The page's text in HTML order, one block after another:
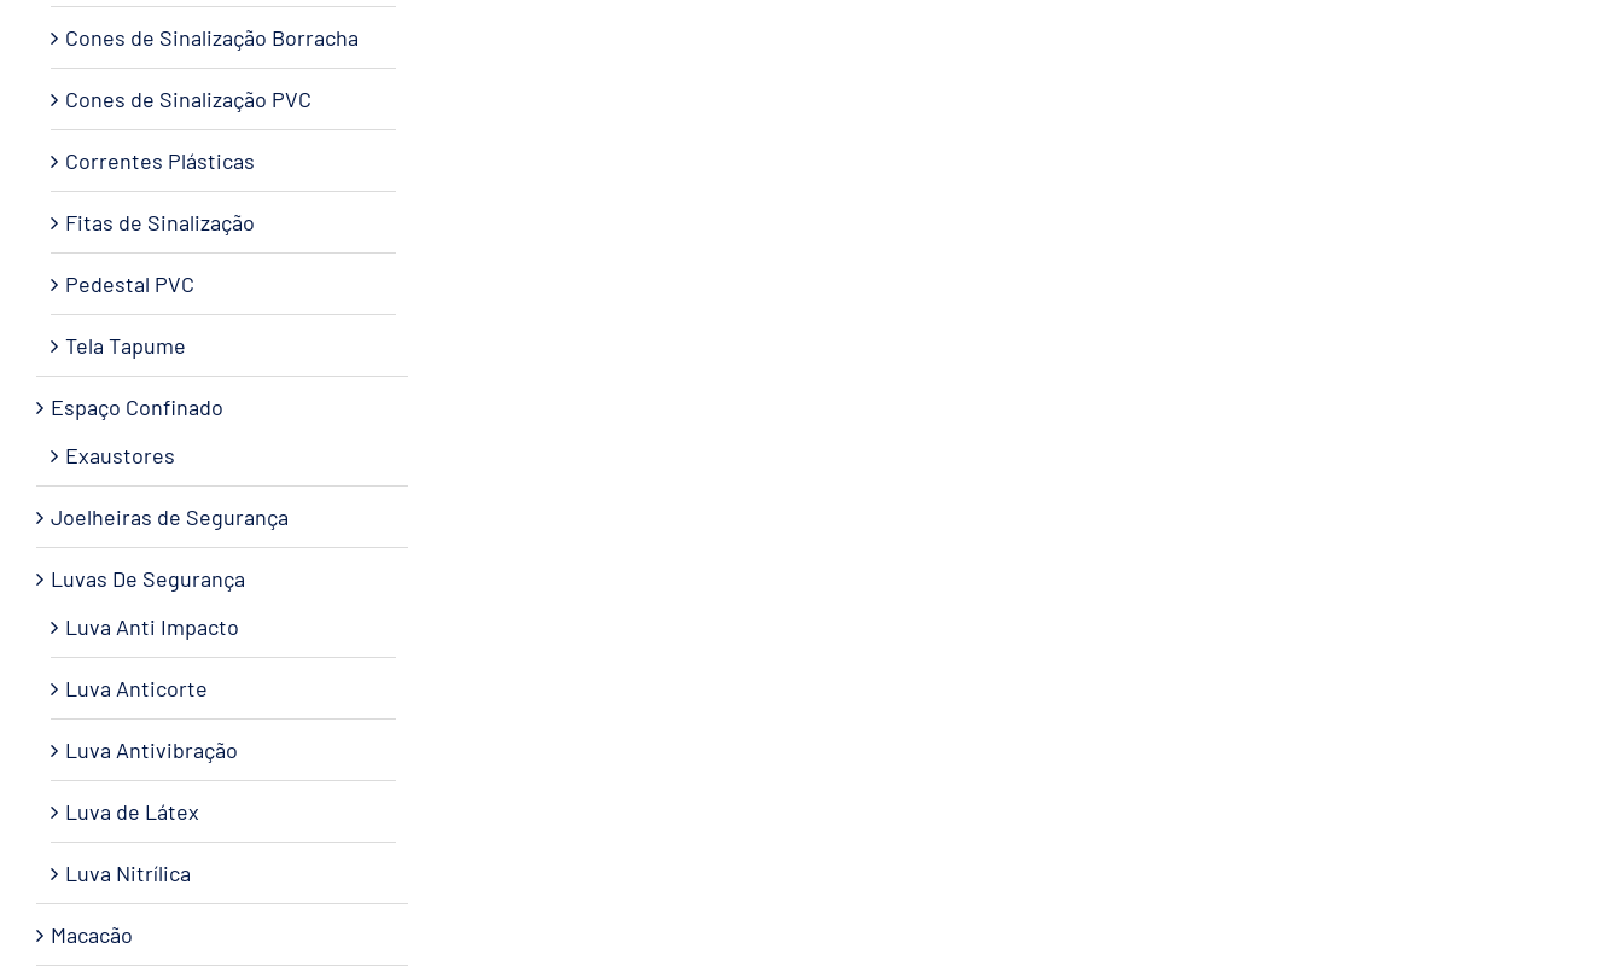
Cones de Sinalização Borracha
Cones de Sinalização PVC
Correntes Plásticas
Fitas de Sinalização
Pedestal PVC
Tela Tapume
Espaço Confinado
Exaustores
Joelheiras de Segurança
Luvas De Segurança
Luva Anti Impacto
Luva Anticorte
Luva Antivibração
Luva de Látex
Luva Nitrílica
Macacão